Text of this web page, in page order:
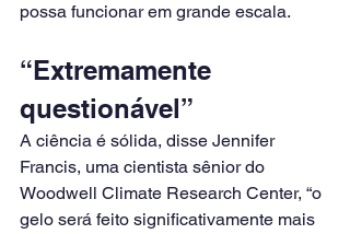
possa funcionar em grande escala.
“Extremamente
questionável”
A ciência é sólida, disse Jennifer
Francis, uma cientista sênior do
Woodwell Climate Research Center, “o
gelo será feito significativamente mais